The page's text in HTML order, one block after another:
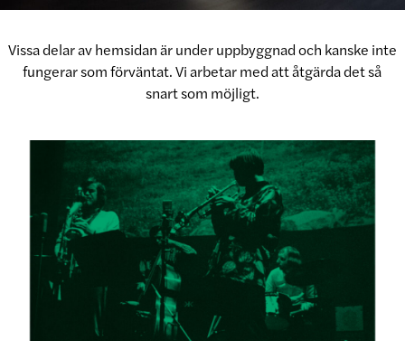
Vissa delar av hemsidan är under uppbyggnad och kanske inte
fungerar som förväntat. Vi arbetar med att åtgärda det så
snart som möjligt.